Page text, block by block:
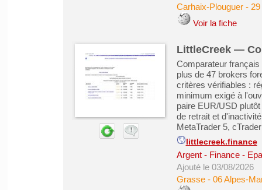
Carhaix-Plouguer-
Voir la fiche
LittleCreek —
Comparateur
plus de 47 brokers
critères vérifiables :
minimum exigé à
paire EUR/USD
de retrait et
MetaTrader 5,
littlecreek.finance
Argent - Finance -
Ajouté le 03/08/2026
Grasse- 06 Alpes-